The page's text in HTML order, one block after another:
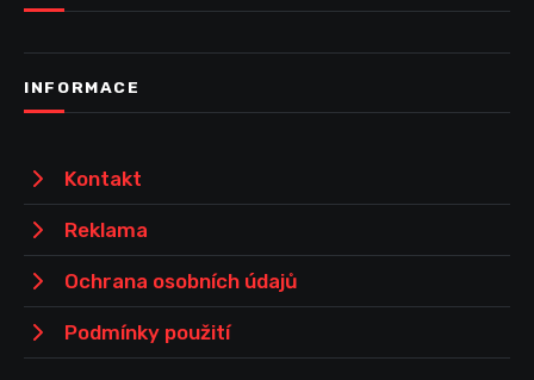
INFORMACE
Kontakt
Reklama
Ochrana osobních údajů
Podmínky použití